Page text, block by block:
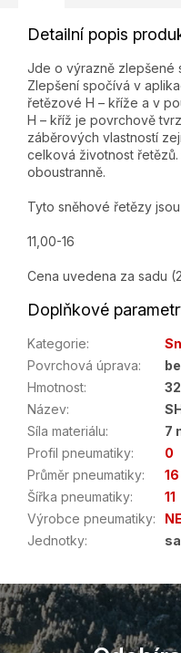
Detailní popis
Jde o výrazně zlepšené
Zlepšení spočívá v
řetězové H – kříže a v
H – kříž je povrchově
záběrových vlastností
celková životnost
oboustranně.
Tyto sněhové řetězy
11,00-16
Cena uvedena za sadu
Doplňkové
Kategorie:
Povrchová úprava:
Hmotnost:
Název:
Síla materiálu:
7
Profil pneumatiky:
0
Průměr pneumatiky:
16
Šířka pneumatiky:
11
Výrobce pneumatiky:
Jednotky:
Z
á
p